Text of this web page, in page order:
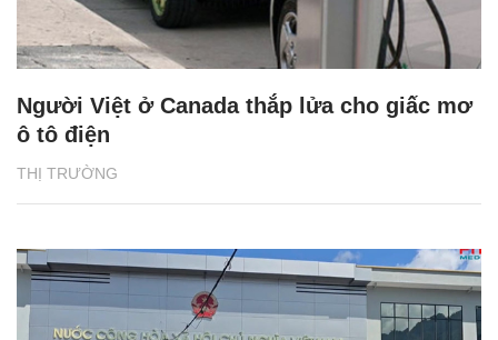
THỊ TRƯỜNG
Người Việt ở Canada thắp lửa cho giấc mơ
ô tô điện